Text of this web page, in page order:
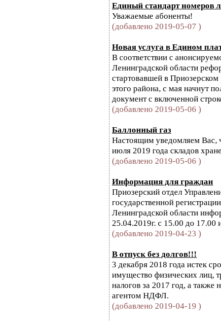
Единый стандарт номеров
Уважаемые абоненты!
(добавлено 2019-05-07 )
Новая услуга в Едином
В соответствии с
Ленинградской области
стартовавшей в
этого района, с мая начнут
документ с включенной
(добавлено 2019-05-06 )
Баллонный газ
Настоящим уведомляем Вас,
июля 2019 года складов
(добавлено 2019-05-06 )
Информация для граждан
Приозерский отдел
государственной
Ленинградской области
25.04.2019г. с 15.00 до 17.00
(добавлено 2019-04-23 )
В отпуск без долгов!!!
3 декабря 2018 года истек
имущество физических лиц,
налогов за 2017 год, а
агентом НДФЛ.
(добавлено 2019-04-19 )